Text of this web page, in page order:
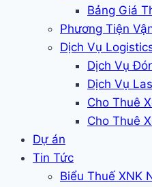
Bảng Giá
Phương Tiện
Dịch Vụ
Dịch Vụ
Dịch Vụ
Cho Thuê
Cho Thuê
Dự án
Tin Tức
Biểu Thuế XNK